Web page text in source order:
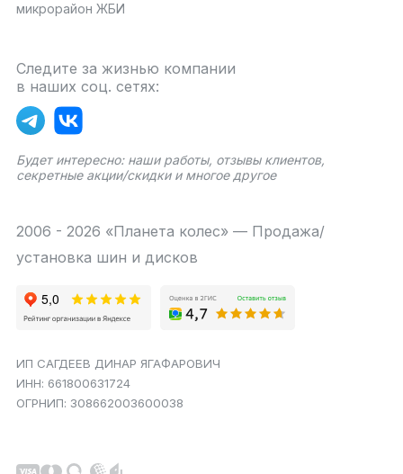
микрорайон ЖБИ
Следите за жизнью компании
в наших соц. сетях:
Будет интересно: наши работы, отзывы клиентов,
секретные акции/скидки и многое другое
2006 - 2026 «Планета колес» — Продажа/
установка шин и дисков
ИП САГДЕЕВ ДИНАР ЯГАФАРОВИЧ
ИНН: 661800631724
ОГРНИП: 308662003600038